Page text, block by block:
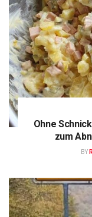
Ohne
zum
BY